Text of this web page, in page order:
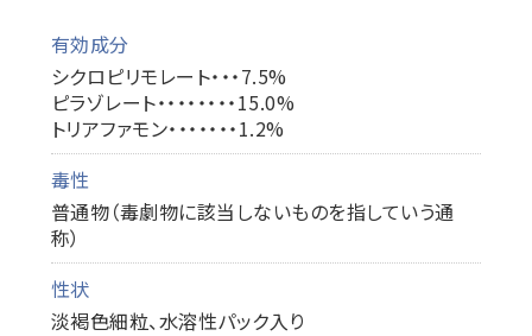
有効成分
シクロピリモレート・・・7.5%
ピラゾレート・・・・・・・・15.0%
トリアファモン・・・・・・・1.2%
毒性
普通物（毒劇物に該当しないものを指していう通
称）
性状
淡褐色細粒、水溶性パック入り